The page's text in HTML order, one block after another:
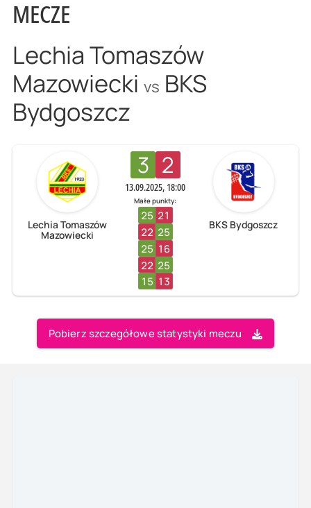
MECZE
Lechia Tomaszów
Mazowiecki vs BKS
Bydgoszcz
Lechia Tomaszów
Mazowiecki
3 2
13.09.2025, 18:00
Małe punkty:
25 21
22 25
25 16
22 25
15 13
BKS Bydgoszcz
Pobierz szczegółowe statystyki meczu